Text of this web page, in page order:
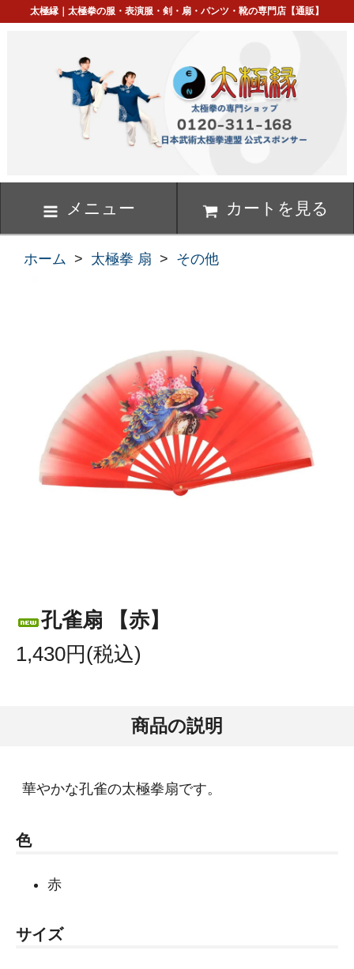
太極縁｜太極拳の服・表演服・剣・扇・パンツ・靴の専門店【通販】
メニュー カートを見る
ホーム > 太極拳 扇 > その他
孔雀扇 【赤】
1,430円(税込)
商品の説明
華やかな孔雀の太極拳扇です。
色
赤
サイズ